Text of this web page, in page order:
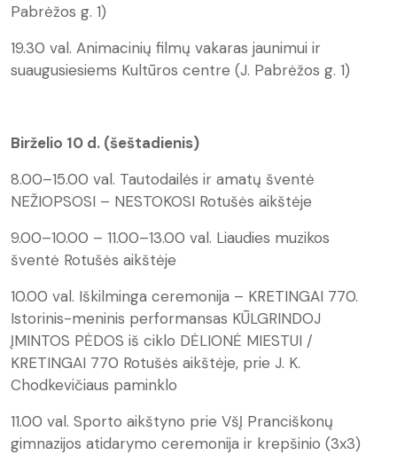
Pabrėžos g. 1)
19.30 val. Animacinių filmų vakaras jaunimui ir
suaugusiesiems Kultūros centre (J. Pabrėžos g. 1)
Birželio 10 d. (šeštadienis)
8.00–15.00 val. Tautodailės ir amatų šventė
NEŽIOPSOSI – NESTOKOSI Rotušės aikštėje
9.00–10.00 – 11.00–13.00 val. Liaudies muzikos
šventė Rotušės aikštėje
10.00 val. Iškilminga ceremonija – KRETINGAI 770.
Istorinis-meninis performansas KŪLGRINDOJ
ĮMINTOS PĖDOS iš ciklo DĖLIONĖ MIESTUI /
KRETINGAI 770 Rotušės aikštėje, prie J. K.
Chodkevičiaus paminklo
11.00 val. Sporto aikštyno prie VšĮ Pranciškonų
gimnazijos atidarymo ceremonija ir krepšinio (3x3)